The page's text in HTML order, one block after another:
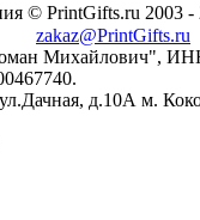
© PrintGifts.ru 2003 -
zakaz@PrintGifts.ru
Михайлович",
ул.Дачная, д.10А м.